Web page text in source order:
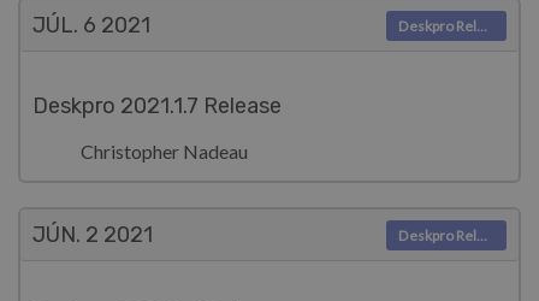
JÚL. 6 2021
Deskpro 2021.1.7 Release
Christopher Nadeau
Deskpro Releases
JÚN. 2 2021 Deskpro Releases